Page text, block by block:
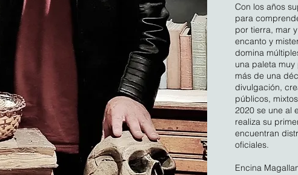
Con los años
para
por tierra, mar
encanto y
domina
una paleta
más de una
divulgación,
públicos,
2020 se une al
realiza su
encuentran
oficiales.
Encina